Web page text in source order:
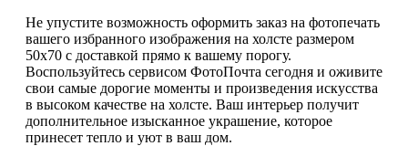
Не упустите возможность оформить заказ на фотопечать
вашего избранного изображения на холсте размером
50х70 с доставкой прямо к вашему порогу.
Воспользуйтесь сервисом ФотоПочта сегодня и оживите
свои самые дорогие моменты и произведения искусства
в высоком качестве на холсте. Ваш интерьер получит
дополнительное изысканное украшение, которое
принесет тепло и уют в ваш дом.